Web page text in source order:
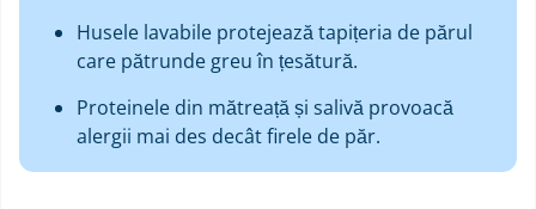
Husele lavabile protejează tapițeria de părul
care pătrunde greu în țesătură.
Proteinele din mătreață și salivă provoacă
alergii mai des decât firele de păr.